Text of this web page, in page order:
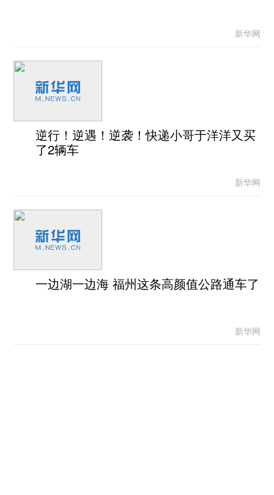
新华网
逆行！逆遇！逆袭！快递小哥于洋洋又买
了2辆车
新华网
一边湖一边海 福州这条高颜值公路通车了
新华网